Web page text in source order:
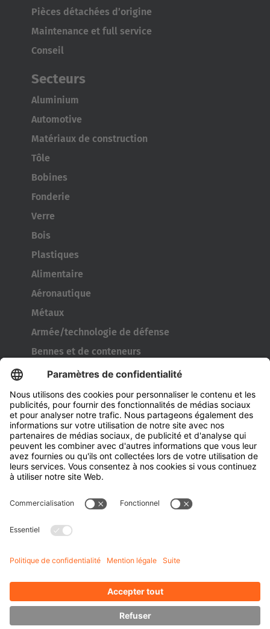
Pièces détachées d’origine
Maintenance et full service
Conseil
Secteurs
Aluminium
Automotive
Matériaux de construction
Tôle
Bobines
Fonderie
Verre
Bois
Plastiques
Alimentaire
Aéronautique
Métaux
Armée/technologie de défense
Bennes et de conteneurs
Outils de l’industrie pneumatique
Transporteur de bobines
Portes et fenêtres
Entreprise
À propos d' HUBTEX
À propos d' HUBTEX France
Durabilité
Contact
Connaissances
Téléchargements
Gestion de l’énergie
Chariots latéraux